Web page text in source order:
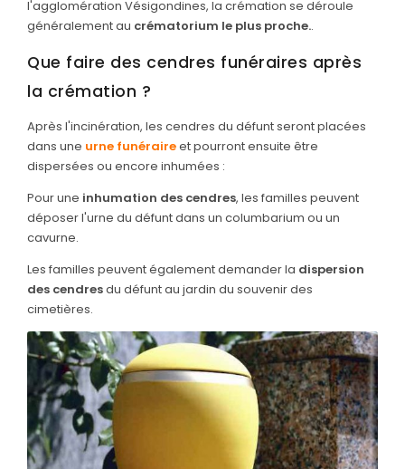
l'agglomération Vésigondines, la crémation se déroule
généralement au crématorium le plus proche..
Que faire des cendres funéraires après
la crémation ?
Après l'incinération, les cendres du défunt seront placées
dans une urne funéraireet pourront ensuite être
dispersées ou encore inhumées :
Pour une inhumation des cendres, les familles peuvent
déposer l'urne du défunt dans un columbarium ou un
cavurne.
Les familles peuvent également demander la dispersion
des cendresdu défunt au jardin du souvenir des
cimetières.